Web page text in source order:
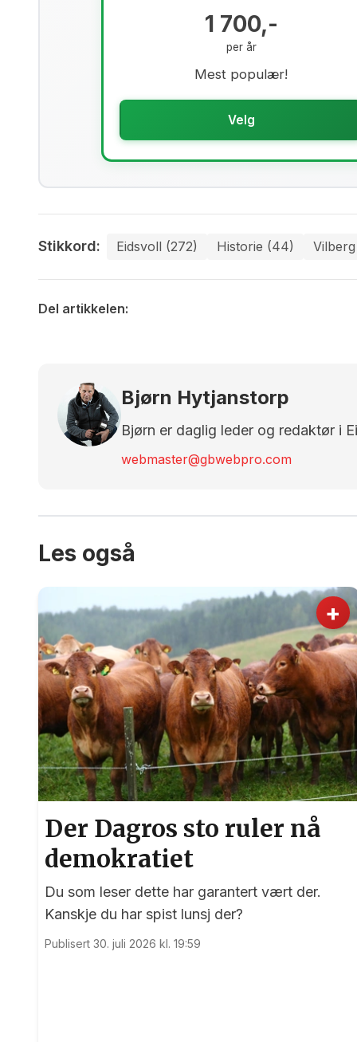
1 700,-
per år
Mest populær!
Velg
Stikkord: Eidsvoll (272) Historie (44)
Del artikkelen:
Bjørn Hytjanstorp
Bjørn er daglig leder og redaktør i
webmaster@gbwebpro.com
Les også
+
Der Dagros sto ruler nå
demokratiet
Du som leser dette har garantert vært der.
Kanskje du har spist lunsj der?
Publisert 30. juli 2026 kl. 19:59